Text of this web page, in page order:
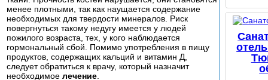
менее плотными, так как наущается содержание
необходимых для твердости минералов. Риск
повергнуться такому недугу имеется у людей
пожилого возраста, тех, у кого наблюдается
гормональный сбой. Помимо употребления в пищу
продуктов, содержащих кальций и витамин Д,
следует обратиться к врачу, который назначит
необходимоелечение